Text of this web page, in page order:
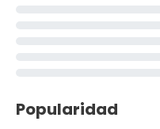
Popularidad